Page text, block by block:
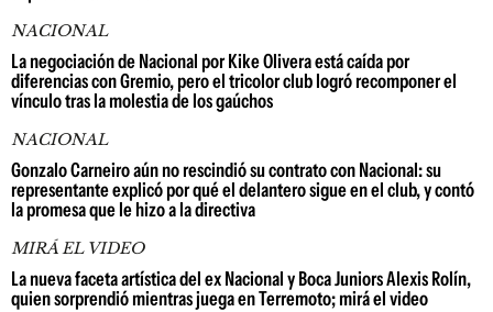
NACIONAL
La negociación de Nacional por Kike Olivera está caída por
diferencias con Gremio, pero el tricolor club logró recomponer el
vínculo tras la molestia de los gaúchos
NACIONAL
Gonzalo Carneiro aún no rescindió su contrato con Nacional: su
representante explicó por qué el delantero sigue en el club, y contó
la promesa que le hizo a la directiva
MIRÁ EL VIDEO
La nueva faceta artística del ex Nacional y Boca Juniors Alexis Rolín,
quien sorprendió mientras juega en Terremoto; mirá el video